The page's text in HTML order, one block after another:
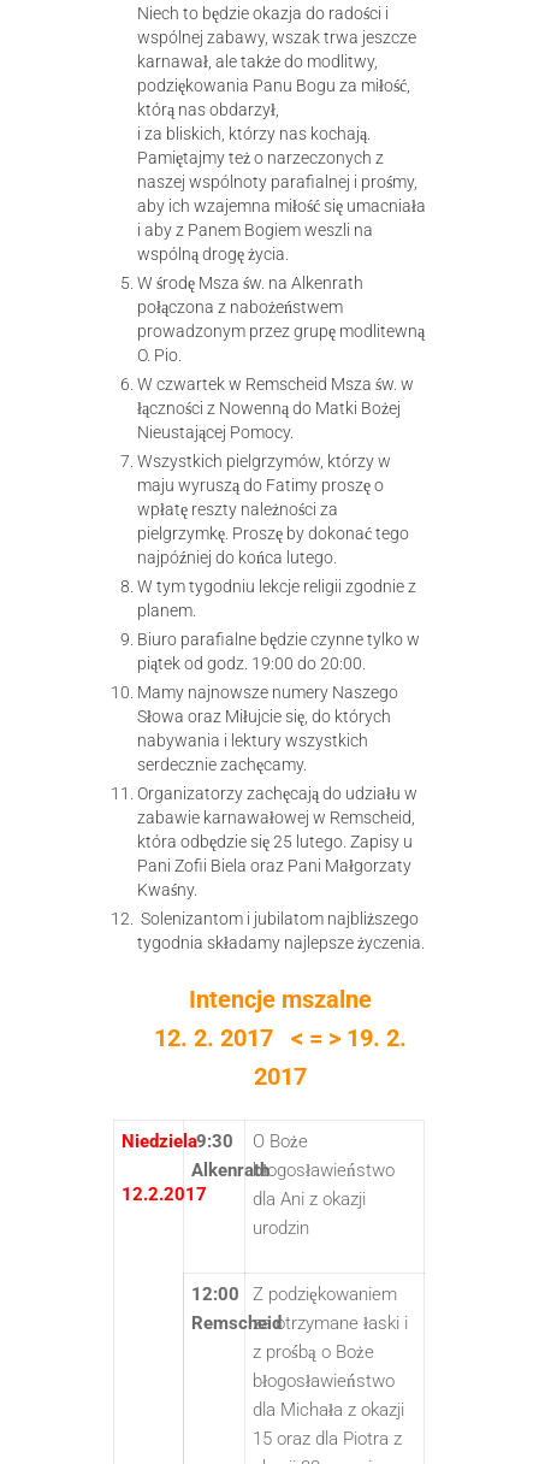
Niech to będzie okazja do radości i
wspólnej zabawy, wszak trwa jeszcze
karnawał, ale także do modlitwy,
podziękowania Panu Bogu za miłość,
którą nas obdarzył,
i za bliskich, którzy nas kochają.
Pamiętajmy też o narzeczonych z
naszej wspólnoty parafialnej i prośmy,
aby ich wzajemna miłość się umacniała
i aby z Panem Bogiem weszli na
wspólną drogę życia.
W środę Msza św. na Alkenrath
połączona z nabożeństwem
prowadzonym przez grupę modlitewną
O. Pio.
W czwartek w Remscheid Msza św. w
łączności z Nowenną do Matki Bożej
Nieustającej Pomocy.
Wszystkich pielgrzymów, którzy w
maju wyruszą do Fatimy proszę o
wpłatę reszty należności za
pielgrzymkę. Proszę by dokonać tego
najpóźniej do końca lutego.
W tym tygodniu lekcje religii zgodnie z
planem.
Biuro parafialne będzie czynne tylko w
piątek od godz. 19:00 do 20:00.
Mamy najnowsze numery Naszego
Słowa oraz Miłujcie się, do których
nabywania i lektury wszystkich
serdecznie zachęcamy.
Organizatorzy zachęcają do udziału w
zabawie karnawałowej w Remscheid,
która odbędzie się 25 lutego. Zapisy u
Pani Zofii Biela oraz Pani Małgorzaty
Kwaśny.
Solenizantom i jubilatom najbliższego
tygodnia składamy najlepsze życzenia.
Intencje mszalne
12. 2. 2017 < = > 19. 2.
2017
Niedziela
12.2.2017
9:30
Alkenrath
O Boże
błogosławieństwo
dla Ani z okazji
urodzin
12:00
Remscheid
Z podziękowaniem
za otrzymane łaski i
z prośbą o Boże
błogosławieństwo
dla Michała z okazji
15 oraz dla Piotra z